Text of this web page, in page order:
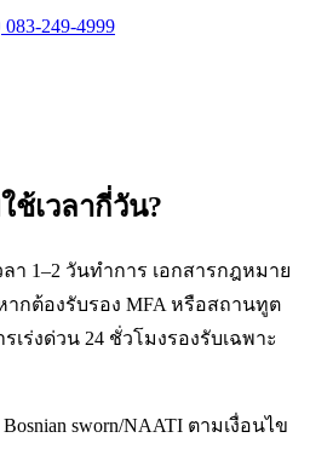
083-249-4999
ช้เวลากี่วัน?
ลา 1–2 วันทำการ เอกสารกฎหมาย
ากต้องรับรอง MFA หรือสถานทูต
เร่งด่วน 24 ชั่วโมงรองรับเฉพาะ
sworn/NAATI ตามเงื่อนไข